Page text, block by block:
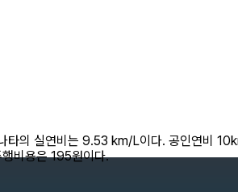
타의 실연비는 9.53 km/L이다. 공인연비
비용은 195원이다.